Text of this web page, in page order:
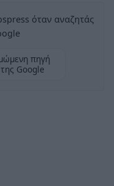
όταν αναζητάς
πηγή
Google